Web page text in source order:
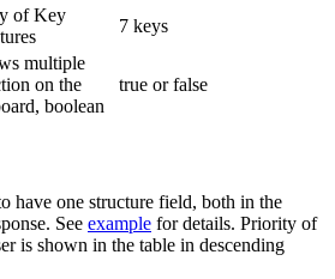
of Key
7 keys
multiple
on the
boolean
true or false
have one structure field, both in the
See example for details. Priority of
is shown in the table in descending